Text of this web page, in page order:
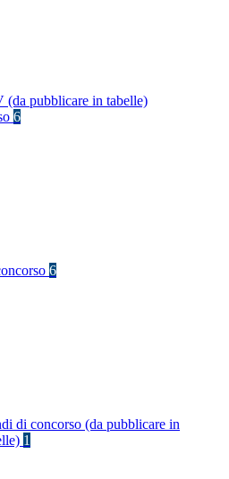
(da pubblicare in tabelle)
6
6
di concorso (da pubblicare in
1